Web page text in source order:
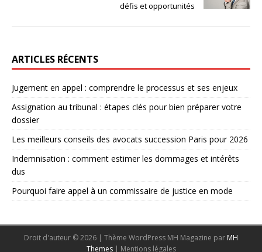
défis et opportunités
ARTICLES RÉCENTS
Jugement en appel : comprendre le processus et ses enjeux
Assignation au tribunal : étapes clés pour bien préparer votre
dossier
Les meilleurs conseils des avocats succession Paris pour 2026
Indemnisation : comment estimer les dommages et intérêts
dus
Pourquoi faire appel à un commissaire de justice en mode
Droit d'auteur © 2026 | Thème WordPress MH Magazine par MH
Themes | Mentions légales